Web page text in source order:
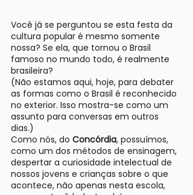
Você já se perguntou se esta festa da
cultura popular é mesmo somente
nossa? Se ela, que tornou o Brasil
famoso no mundo todo, é realmente
brasileira?
(Não estamos aqui, hoje, para debater
as formas como o Brasil é reconhecido
no exterior. Isso mostra-se como um
assunto para conversas em outros
dias.)
Como nós, do Concórdia, possuímos,
como um dos métodos de ensinagem,
despertar a curiosidade intelectual de
nossos jovens e crianças sobre o que
acontece, não apenas nesta escola,